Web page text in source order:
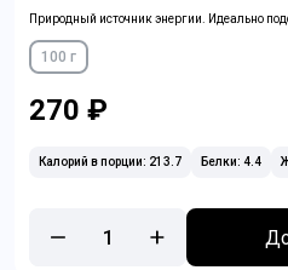
Природный источник энергии. Идеально
100 г
270 ₽
Калорий в порции: 213.7 Белки: 4.4
1